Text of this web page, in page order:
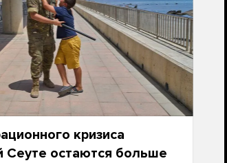
кризиса
Сеуте остаются больше